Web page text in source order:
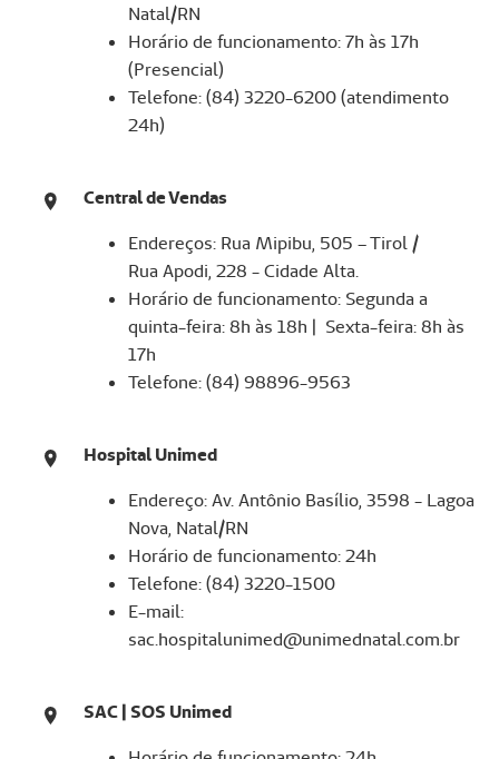
Natal/RN
Horário de funcionamento: 7h às 17h
(Presencial)
Telefone: (84) 3220-6200 (atendimento
24h)
Central de Vendas
Endereços: Rua Mipibu, 505 – Tirol /
Rua Apodi, 228 - Cidade Alta.
Horário de funcionamento: Segunda a
quinta-feira: 8h às 18h | Sexta-feira: 8h às
17h
Telefone: (84) 98896-9563
Hospital Unimed
Endereço: Av. Antônio Basílio, 3598 - Lagoa
Nova, Natal/RN
Horário de funcionamento: 24h
Telefone: (84) 3220-1500
E-mail:
sac.hospitalunimed@unimednatal.com.br
SAC | SOS Unimed